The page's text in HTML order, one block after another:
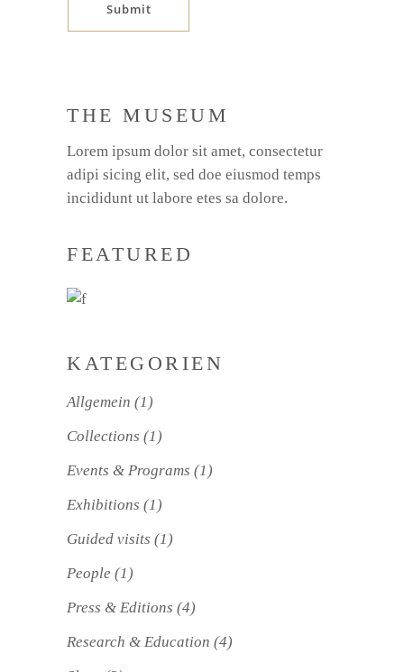
Submit
THE MUSEUM
Lorem ipsum dolor sit amet, consectetur
adipi sicing elit, sed doe eiusmod temps
incididunt ut labore etes sa dolore.
FEATURED
KATEGORIEN
Allgemein (1)
Collections (1)
Events & Programs (1)
Exhibitions (1)
Guided visits (1)
People (1)
Press & Editions (4)
Research & Education (4)